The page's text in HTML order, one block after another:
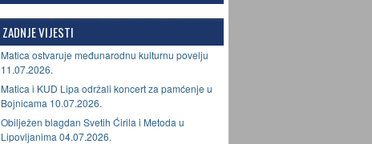
ZADNJE VIJESTI
Matica ostvaruje međunarodnu kulturnu povelju
11.07.2026.
Matica i KUD Lipa održali koncert za pamćenje u
Bojnicama 10.07.2026.
Obilježen blagdan Svetih Ćirila i Metoda u
Lipovljanima 04.07.2026.